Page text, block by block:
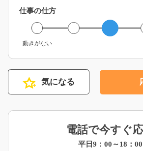
仕事の仕方
動きがない
気になる
電話で今すぐ
平日9：00～18：00